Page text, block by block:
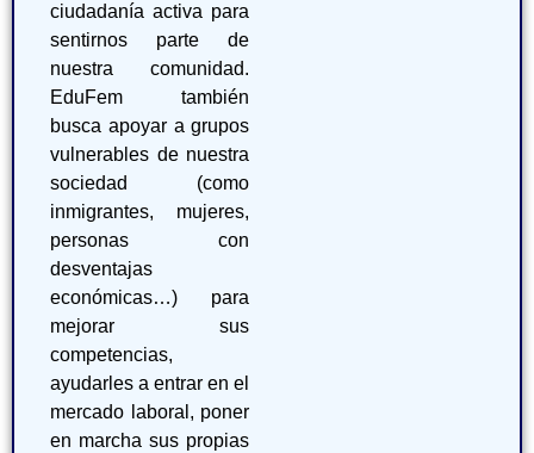
ciudadanía activa para
sentirnos parte de
nuestra comunidad.
EduFem también
busca apoyar a grupos
vulnerables de nuestra
sociedad (como
inmigrantes, mujeres,
personas con
desventajas
económicas…) para
mejorar sus
competencias,
ayudarles a entrar en el
mercado laboral, poner
en marcha sus propias